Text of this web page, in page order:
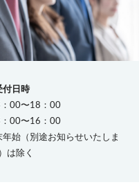
付日時
00〜18：00
00〜16：00
始（別途お知らせいたしま
は除く